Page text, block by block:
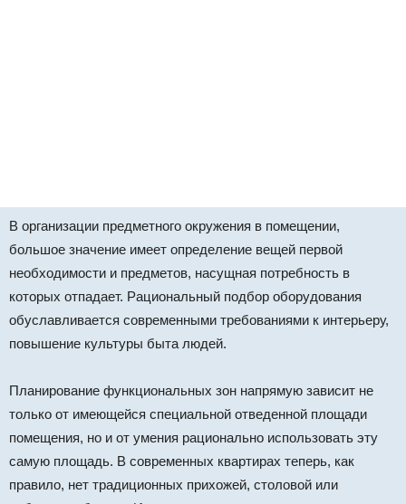
В организации предметного окружения в помещении,
большое значение имеет определение вещей первой
необходимости и предметов, насущная потребность в
которых отпадает. Рациональный подбор оборудования
обуславливается современными требованиями к интерьеру,
повышение культуры быта людей.
Планирование функциональных зон напрямую зависит не
только от имеющейся специальной отведенной площади
помещения, но и от умения рационально использовать эту
самую площадь. В современных квартирах теперь, как
правило, нет традиционных прихожей, столовой или